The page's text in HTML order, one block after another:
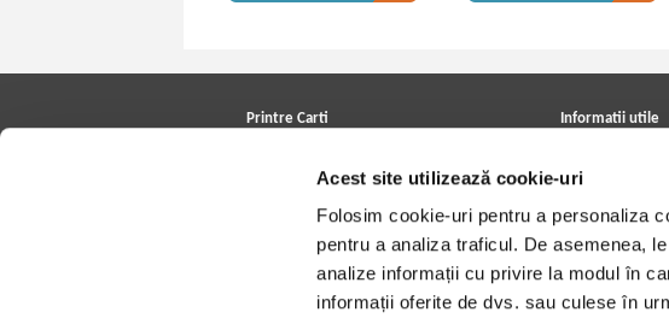
Acest site utilizează cookie-uri
Folosim cookie-uri pentru a personaliza
pentru a analiza traficul. De asemenea,
analize informații cu privire la modul în
informații oferite de dvs. sau culese în
Printre Carti
Cele mai căutate cărți
Blog Printre Carti
Cărţi sub 8 lei
Informatii utile
Achizitii viniluri,
Cum cumpar?
Retur comenzi
Angajari - Cariere